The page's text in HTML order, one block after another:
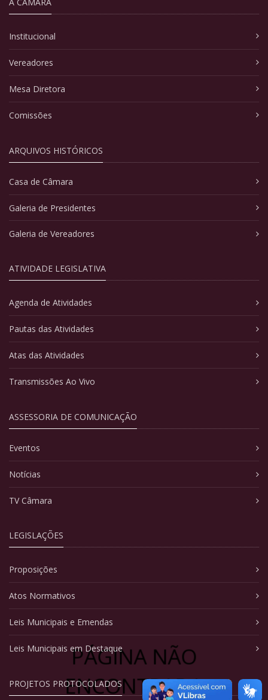
PÁGINA NÃO
ENCONTRADA
Institucional
Vereadores
Mesa Diretora
Comissões
ARQUIVOS HISTÓRICOS
Casa de Câmara
Galeria de Presidentes
Galeria de Vereadores
ATIVIDADE LEGISLATIVA
Agenda de Atividades
Pautas das Atividades
Atas das Atividades
Transmissões Ao Vivo
ASSESSORIA DE COMUNICAÇÃO
Eventos
Notícias
TV Câmara
LEGISLAÇÕES
Proposições
Atos Normativos
Leis Municipais e Emendas
Leis Municipais em Destaque
PROJETOS PROTOCOLADOS